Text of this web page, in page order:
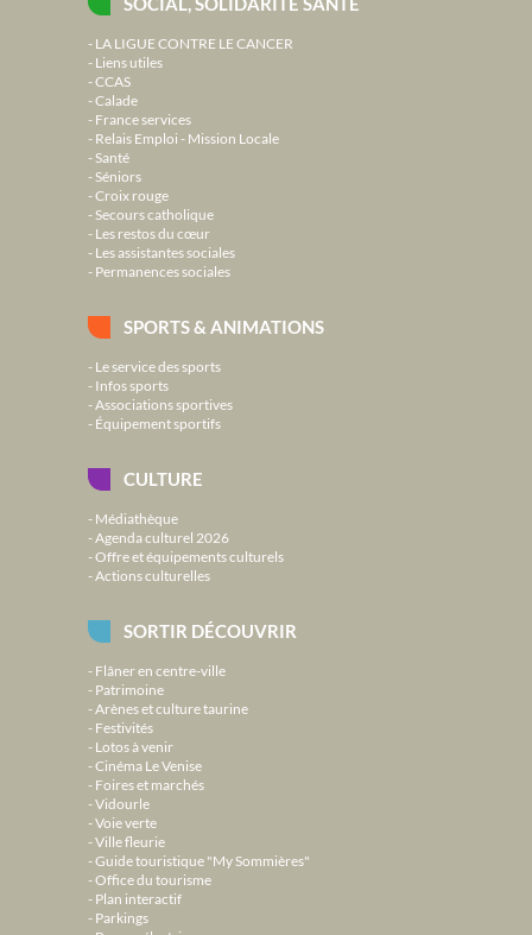
LA LIGUE CONTRE LE CANCER
Liens utiles
CCAS
Calade
France services
Relais Emploi - Mission Locale
Santé
Séniors
Croix rouge
Secours catholique
Les restos du cœur
Les assistantes sociales
Permanences sociales
SPORTS & ANIMATIONS
Le service des sports
Infos sports
Associations sportives
Équipement sportifs
CULTURE
Médiathèque
Agenda culturel 2026
Offre et équipements culturels
Actions culturelles
SORTIR DÉCOUVRIR
Flâner en centre-ville
Patrimoine
Arènes et culture taurine
Festivités
Lotos à venir
Cinéma Le Venise
Foires et marchés
Vidourle
Voie verte
Ville fleurie
Guide touristique "My Sommières"
Office du tourisme
Plan interactif
Parkings